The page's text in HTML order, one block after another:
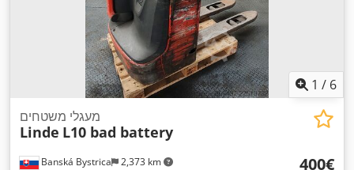
1 / 6
Banská Bystrica 2,373 km
מעגלי משטחים
Linde L10 bad battery
‏400 ‏€